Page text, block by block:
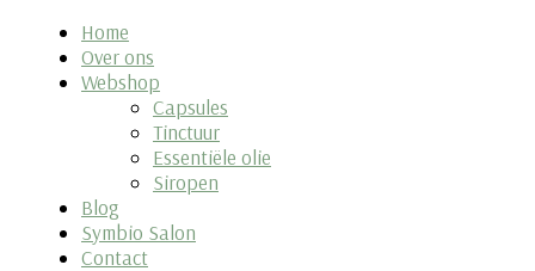
Home
Over ons
Webshop
Capsules
Tinctuur
Essentiële olie
Siropen
Blog
Symbio Salon
Contact